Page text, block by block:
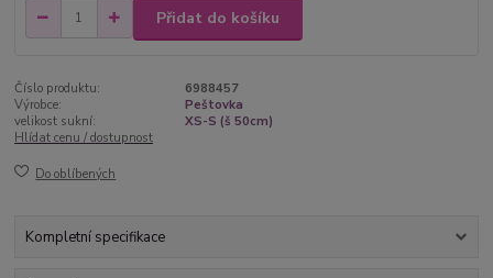
Přidat do košíku
Číslo produktu:
6988457
Výrobce:
Peštovka
velikost sukní:
XS-S (š 50cm)
Hlídat cenu / dostupnost
Do oblíbených
Kompletní specifikace